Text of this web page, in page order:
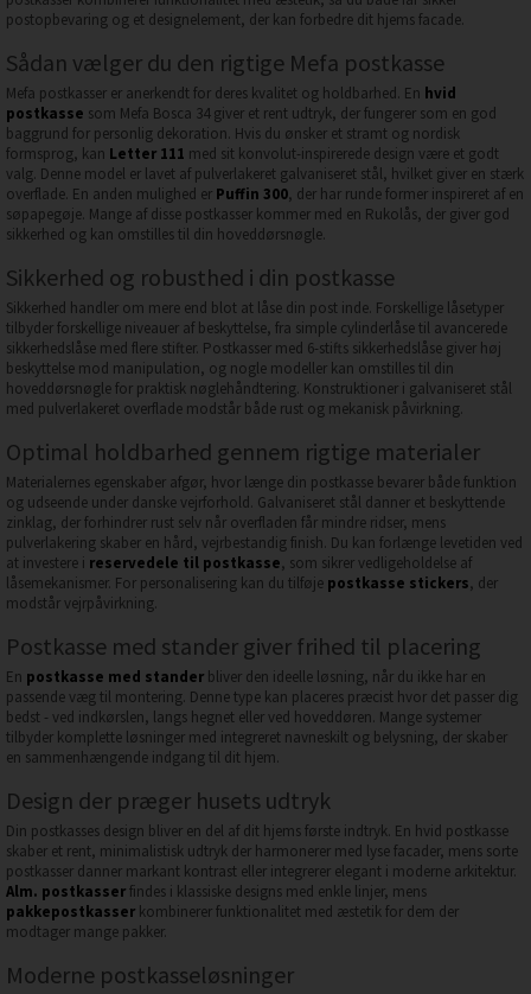
postopbevaring og et designelement, der kan forbedre dit hjems facade.
Sådan vælger du den rigtige Mefa postkasse
Mefa postkasser er anerkendt for deres kvalitet og holdbarhed. En hvid
postkasse som Mefa Bosca 34 giver et rent udtryk, der fungerer som en god
baggrund for personlig dekoration. Hvis du ønsker et stramt og nordisk
formsprog, kan Letter 111 med sit konvolut-inspirerede design være et godt
valg. Denne model er lavet af pulverlakeret galvaniseret stål, hvilket giver en stærk
overflade. En anden mulighed er Puffin 300, der har runde former inspireret af en
søpapegøje. Mange af disse postkasser kommer med en Rukolås, der giver god
sikkerhed og kan omstilles til din hoveddørsnøgle.
Sikkerhed og robusthed i din postkasse
Sikkerhed handler om mere end blot at låse din post inde. Forskellige låsetyper
tilbyder forskellige niveauer af beskyttelse, fra simple cylinderlåse til avancerede
sikkerhedslåse med flere stifter. Postkasser med 6-stifts sikkerhedslåse giver høj
beskyttelse mod manipulation, og nogle modeller kan omstilles til din
hoveddørsnøgle for praktisk nøglehåndtering. Konstruktioner i galvaniseret stål
med pulverlakeret overflade modstår både rust og mekanisk påvirkning.
Optimal holdbarhed gennem rigtige materialer
Materialernes egenskaber afgør, hvor længe din postkasse bevarer både funktion
og udseende under danske vejrforhold. Galvaniseret stål danner et beskyttende
zinklag, der forhindrer rust selv når overfladen får mindre ridser, mens
pulverlakering skaber en hård, vejrbestandig finish. Du kan forlænge levetiden ved
at investere i reservedele til postkasse, som sikrer vedligeholdelse af
låsemekanismer. For personalisering kan du tilføje postkasse stickers, der
modstår vejrpåvirkning.
Postkasse med stander giver frihed til placering
En postkasse med stander bliver den ideelle løsning, når du ikke har en
passende væg til montering. Denne type kan placeres præcist hvor det passer dig
bedst - ved indkørslen, langs hegnet eller ved hoveddøren. Mange systemer
tilbyder komplette løsninger med integreret navneskilt og belysning, der skaber
en sammenhængende indgang til dit hjem.
Design der præger husets udtryk
Din postkasses design bliver en del af dit hjems første indtryk. En hvid postkasse
skaber et rent, minimalistisk udtryk der harmonerer med lyse facader, mens sorte
postkasser danner markant kontrast eller integrerer elegant i moderne arkitektur.
Alm. postkasserfindes i klassiske designs med enkle linjer, mens
pakkepostkasser kombinerer funktionalitet med æstetik for dem der
modtager mange pakker.
Moderne postkasseløsninger